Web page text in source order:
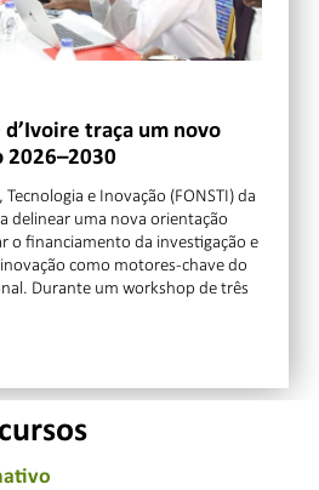
d’Ivoire traça um novo
2026–2030
e Inovação (FONSTI) da
delinear uma nova orientação
o financiamento da investigação e
como motores-chave do
Durante um workshop de três